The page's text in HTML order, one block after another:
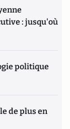
: jusqu'où
politique
de plus en